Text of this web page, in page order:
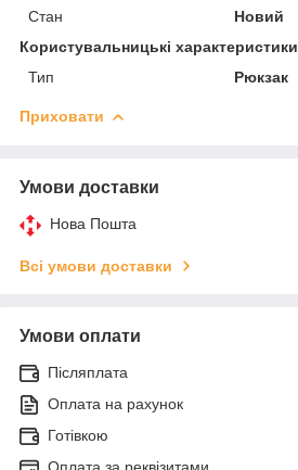
Стан
Новий
Користувальницькі характеристики
Тип
Рюкзак
Приховати
Умови доставки
Нова Пошта
Всі умови доставки
Умови оплати
Післяплата
Оплата на рахунок
Готівкою
Оплата за реквізитами